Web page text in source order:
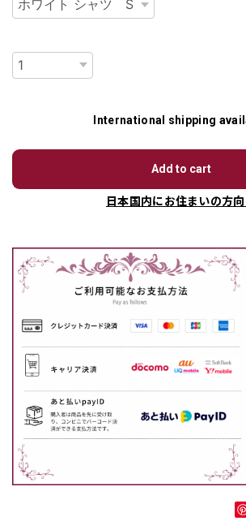
International shipping
Add to cart
日本国内にお住まいの方